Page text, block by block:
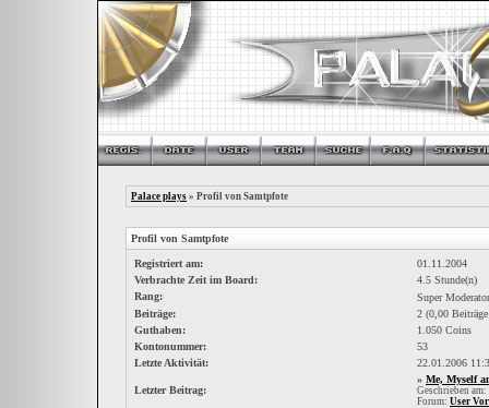
Palace plays » Profil von Samtpfote
Profil von Samtpfote
Registriert am:
01.11.2004
Verbrachte Zeit im Board:
4.5 Stunde(n)
Rang:
Super
Beiträge:
2 (0,00
Guthaben:
1.050 Coins
Kontonummer:
53
Letzte Aktivität:
22.01.2006
Letzter Beitrag:
» Me, Myself
Geschrieben
Forum: User